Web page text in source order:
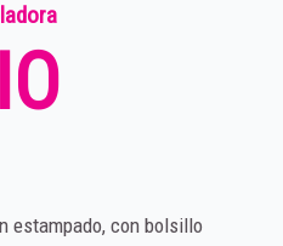
estampado, con bolsillo